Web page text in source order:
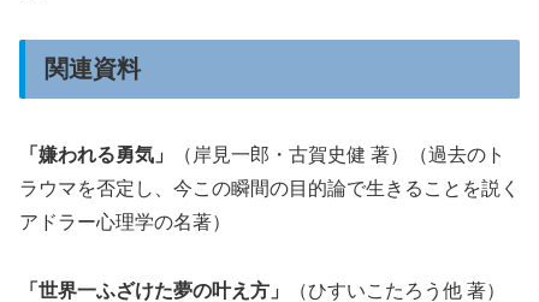
関連資料
「嫌われる勇気」
（岸見一郎・古賀史健 著）（過去のト
ラウマを否定し、今この瞬間の目的論で生きることを説く
アドラー心理学の名著）
「世界一ふざけた夢の叶え方」
（ひすいこたろう他 著）